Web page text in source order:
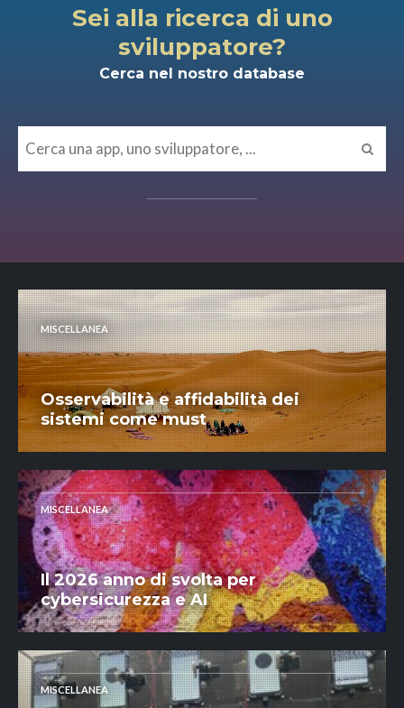
Sei alla ricerca di uno
sviluppatore?
Cerca nel nostro database
MISCELLANEA
Osservabilità e affidabilità dei
sistemi come must
MISCELLANEA
Il 2026 anno di svolta per
cybersicurezza e AI
MISCELLANEA